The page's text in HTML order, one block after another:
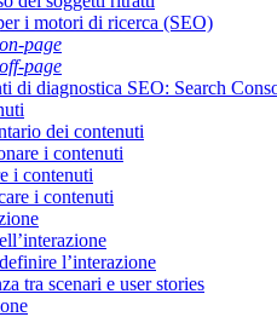
i motori di ricerca (SEO)
on-page
off-page
di diagnostica SEO: Search
dei contenuti
i contenuti
i contenuti
i contenuti
l’interazione
tra scenari e user stories